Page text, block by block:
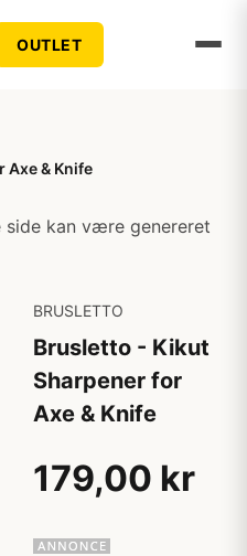
OUTLET
Axe & Knife
side kan være genereret
BRUSLETTO
Brusletto - Kikut
Sharpener for
Axe & Knife
179,00 kr